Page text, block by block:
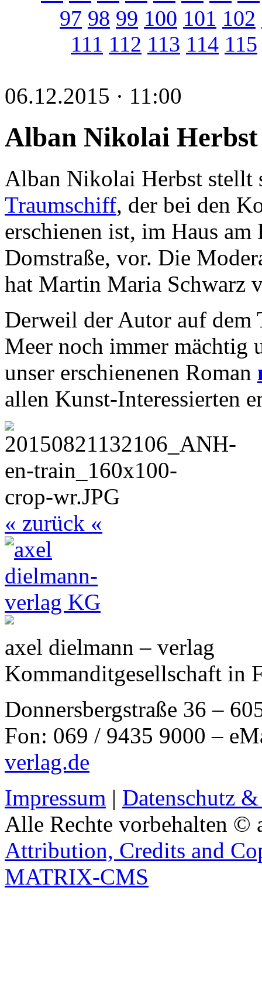
97 98 99 100 101 102
111 112 113 114 115
06.12.2015 · 11:00
Alban Nikolai
Alban Nikolai Herbst stellt
Traumschiff, der bei den
erschienen ist, im Haus
Domstraße, vor. Die
hat Martin Maria Schwarz
Derweil der Autor auf dem
Meer noch immer mächtig
unser erschienenen Roman
allen Kunst-Interessierten
« zurück «
axel dielmann – verlag
Kommanditgesellschaft in
Donnersbergstraße 36 –
Fon: 069 / 9435 9000 –
verlag.de
Impressum | Datenschutz
Alle Rechte vorbehalten ©
Attribution, Credits and
MATRIX-CMS